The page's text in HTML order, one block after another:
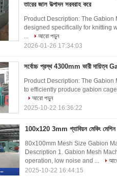
তারের জাল উত্পাদন সরবরাহ করে
Product Description: The
designed specifically for knitting
...
আরো পড়ুন
2026-01-26 17:34:03
সর্বোচ্চ প্রস্থ 4300mm ভারী দায়িত্ব
Product Description: The
to efficiently produce gabion
আরো পড়ুন
2025-10-22 16:36:22
100x120 3mm গ্যাবিয়ন মেকিং মেশিন
80x100mm Mesh Size Gabion
Description 1. Gabion Mesh
operation, low noise and ...
2025-10-22 16:44:15